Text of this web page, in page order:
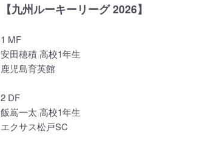
【九州ルーキーリーグ 2026】
1 MF
安田穂積 高校1年生
鹿児島育英館
2 DF
飯嶌一太 高校1年生
エクサス松戸SC